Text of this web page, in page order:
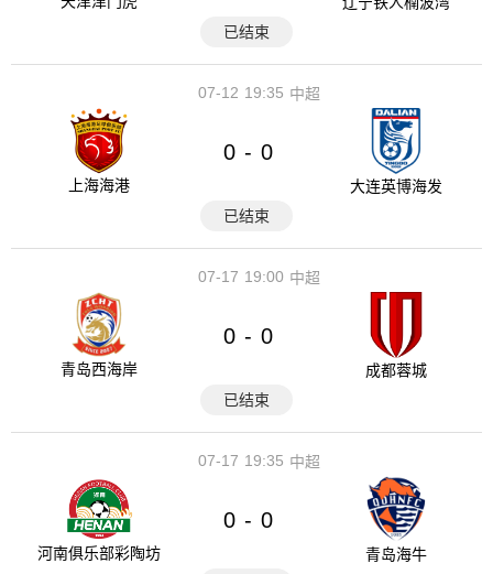
已结束
19:35
07-12 中超
上海海港
0 - 0
大连英博海发
已结束
19:00
07-17 中超
青岛西海岸
0 - 0
成都蓉城
已结束
19:35
07-17 中超
河南俱乐部彩陶坊
0 - 0
青岛海牛